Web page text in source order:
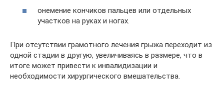
онемение кончиков пальцев или отдельных
участков на руках и ногах.
При отсутствии грамотного лечения грыжа переходит из
одной стадии в другую, увеличиваясь в размере, что в
итоге может привести к инвалидизации и
необходимости хирургического вмешательства.